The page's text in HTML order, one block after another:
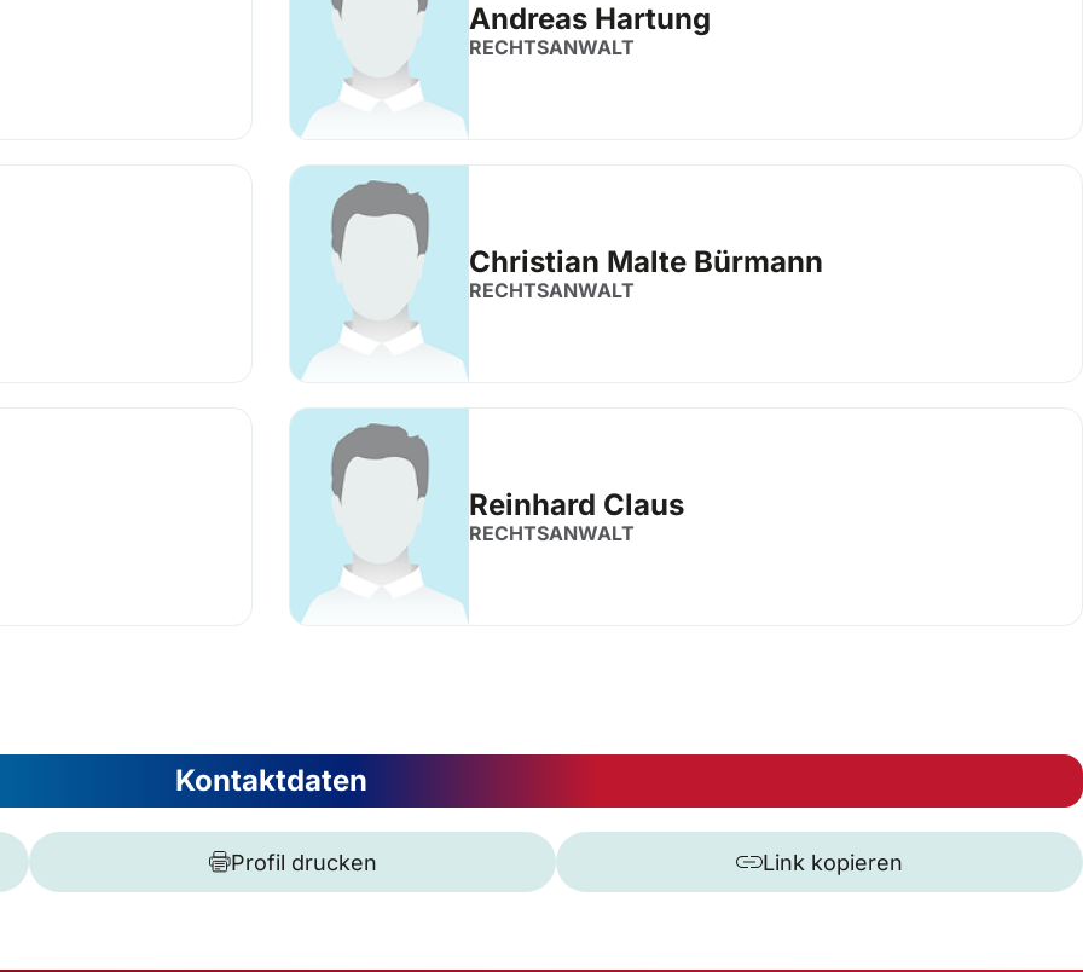
Andreas Hartung
RECHTSANWALT
Christian Malte Bürmann
RECHTSANWALT
Reinhard Claus
RECHTSANWALT
Kontaktdaten
Profil drucken Link kopieren